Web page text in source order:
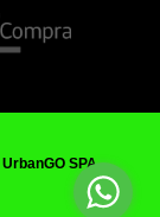
UrbanGO SPA.